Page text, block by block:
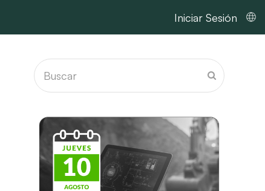
Iniciar Sesión
Buscar
Enviar